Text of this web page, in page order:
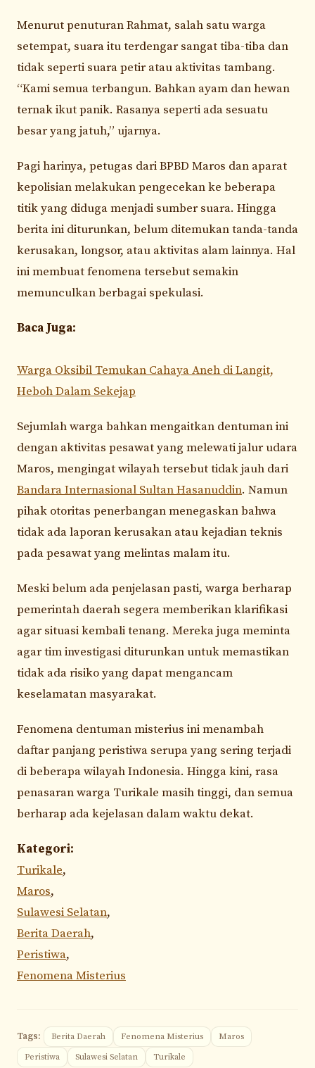
Menurut penuturan Rahmat, salah satu warga
setempat, suara itu terdengar sangat tiba-tiba dan
tidak seperti suara petir atau aktivitas tambang.
“Kami semua terbangun. Bahkan ayam dan hewan
ternak ikut panik. Rasanya seperti ada sesuatu
besar yang jatuh,” ujarnya.
Pagi harinya, petugas dari BPBD Maros dan aparat
kepolisian melakukan pengecekan ke beberapa
titik yang diduga menjadi sumber suara. Hingga
berita ini diturunkan, belum ditemukan tanda-tanda
kerusakan, longsor, atau aktivitas alam lainnya. Hal
ini membuat fenomena tersebut semakin
memunculkan berbagai spekulasi.
Baca Juga:
Warga Oksibil Temukan Cahaya Aneh di Langit,
Heboh Dalam Sekejap
Sejumlah warga bahkan mengaitkan dentuman ini
dengan aktivitas pesawat yang melewati jalur udara
Maros, mengingat wilayah tersebut tidak jauh dari
Bandara Internasional Sultan Hasanuddin. Namun
pihak otoritas penerbangan menegaskan bahwa
tidak ada laporan kerusakan atau kejadian teknis
pada pesawat yang melintas malam itu.
Meski belum ada penjelasan pasti, warga berharap
pemerintah daerah segera memberikan klarifikasi
agar situasi kembali tenang. Mereka juga meminta
agar tim investigasi diturunkan untuk memastikan
tidak ada risiko yang dapat mengancam
keselamatan masyarakat.
Fenomena dentuman misterius ini menambah
daftar panjang peristiwa serupa yang sering terjadi
di beberapa wilayah Indonesia. Hingga kini, rasa
penasaran warga Turikale masih tinggi, dan semua
berharap ada kejelasan dalam waktu dekat.
Kategori:
Turikale,
Maros,
Sulawesi Selatan,
Berita Daerah,
Peristiwa,
Fenomena Misterius
Tags: Berita Daerah Fenomena Misterius
Maros
Peristiwa
Sulawesi Selatan Turikale